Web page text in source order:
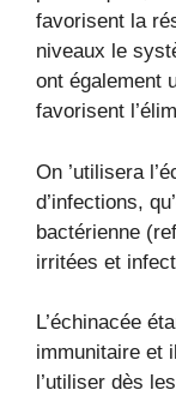
favorisent la
niveaux le
ont également
favorisent
On ’utilisera
d’infections,
bactérienne
irritées et
L’échinacée
immunitaire et
l’utiliser dès